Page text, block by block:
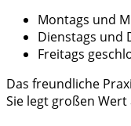
Montags und
Dienstags und
Freitags
Das freundliche
Sie legt großen